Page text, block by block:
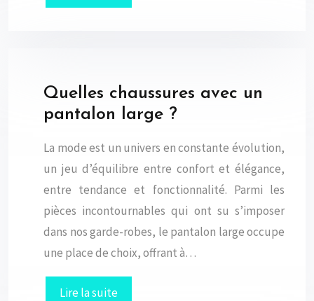
Quelles chaussures avec un
pantalon large ?
La mode est un univers en constante évolution,
un jeu d’équilibre entre confort et élégance,
entre tendance et fonctionnalité. Parmi les
pièces incontournables qui ont su s’imposer
dans nos garde-robes, le pantalon large occupe
une place de choix, offrant à…
Lire la suite